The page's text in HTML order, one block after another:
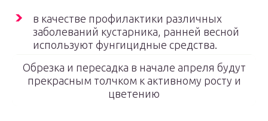
в качестве профилактики различных
заболеваний кустарника, ранней весной
используют фунгицидные средства.
Обрезка и пересадка в начале апреля будут
прекрасным толчком к активному росту и
цветению